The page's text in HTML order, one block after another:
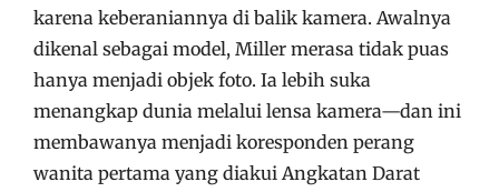
karena keberaniannya di balik kamera. Awalnya
dikenal sebagai model, Miller merasa tidak puas
hanya menjadi objek foto. Ia lebih suka
menangkap dunia melalui lensa kamera—dan ini
membawanya menjadi koresponden perang
wanita pertama yang diakui Angkatan Darat